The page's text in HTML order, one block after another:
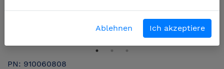
PN: 910060808
Ablehnen Ich akzeptiere